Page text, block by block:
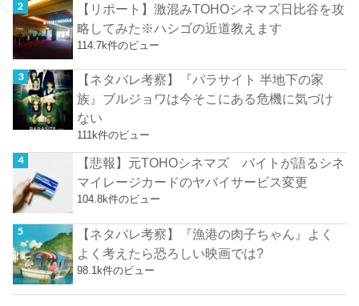
【リポート】激混みTOHOシネマズ日比谷を攻
略してみた※ハシゴの近道教えます
114.7k件のビュー
【ネタバレ考察】『パラサイト 半地下の家
族』ブルジョワは今そこにある危機に気づけ
ない
111k件のビュー
【悲報】元TOHOシネマズ バイトが語るシネ
マイレージカードのヤバイサービス変更
104.8k件のビュー
【ネタバレ考察】『漁港の肉子ちゃん』よく
よく考えたら恐ろしい映画では?
98.1k件のビュー